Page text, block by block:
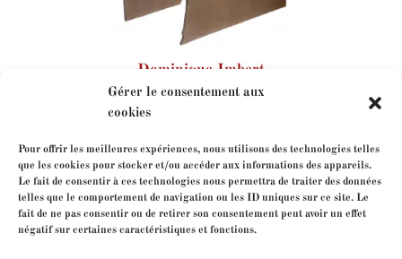
Gérer le consentement aux
cookies
Pour offrir les meilleures expériences, nous utilisons des technologies telles
que les cookies pour stocker et/ou accéder aux informations des appareils.
Le fait de consentir à ces technologies nous permettra de traiter des données
telles que le comportement de navigation ou les ID uniques sur ce site. Le
fait de ne pas consentir ou de retirer son consentement peut avoir un effet
négatif sur certaines caractéristiques et fonctions.
Dominique Imbert